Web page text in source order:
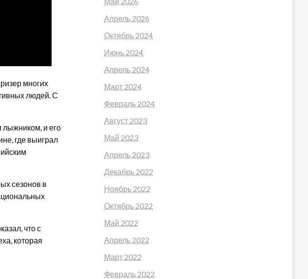
многих
людей. С
лыжником, и его
где выиграл
сезонов в
что с
которая
Апрель 2026
Октябрь 2024
Июнь 2024
Апрель 2024
Март 2024
Февраль 2024
Август 2023
Май 2023
Апрель 2023
Декабрь 2022
Ноябрь 2022
Октябрь 2022
Май 2022
Апрель 2022
Март 2022
Февраль 2022